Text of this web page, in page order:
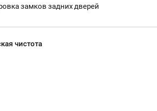
замков задних дверей
чистота